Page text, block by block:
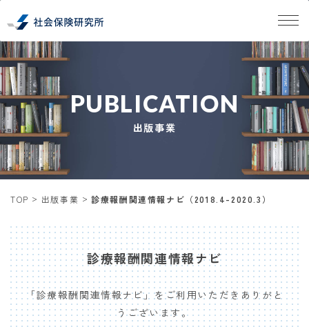
PUBLICATION
出版事業
TOP 出版事業 診療報酬関連情報ナビ（2018.4-2020.3）
診療報酬関連情報ナビ
「診療報酬関連情報ナビ」をご利用いただきありがと
うございます。